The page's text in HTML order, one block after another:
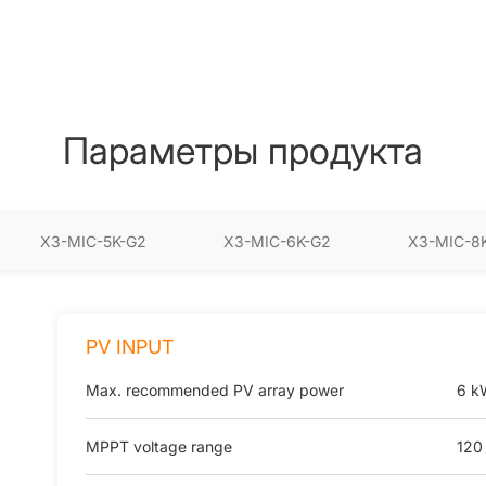
Параметры продукта
X3-MIC-5K-G2 X3-MIC-6K-G2 X3-MIC-
PV INPUT
Max. recommended PV array power 6
MPPT voltage range